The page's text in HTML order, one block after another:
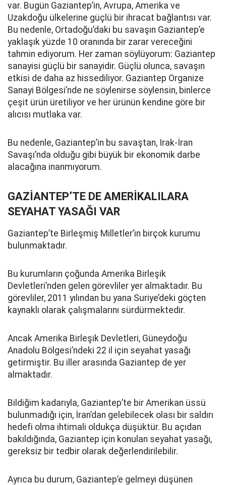
var. Bugün Gaziantep’in, Avrupa, Amerika ve
Uzakdoğu ülkelerine güçlü bir ihracat bağlantısı var.
Bu nedenle, Ortadoğu’daki bu savaşın Gaziantep’e
yaklaşık yüzde 10 oranında bir zarar vereceğini
tahmin ediyorum. Her zaman söylüyorum: Gaziantep
sanayisi güçlü bir sanayidir. Güçlü olunca, savaşın
etkisi de daha az hissediliyor. Gaziantep Organize
Sanayi Bölgesi’nde ne söylenirse söylensin, binlerce
çeşit ürün üretiliyor ve her ürünün kendine göre bir
alıcısı mutlaka var.
Bu nedenle, Gaziantep’in bu savaştan, Irak-İran
Savaşı’nda olduğu gibi büyük bir ekonomik darbe
alacağına inanmıyorum.
GAZİANTEP’TE DE AMERİKALILARA
SEYAHAT YASAĞI VAR
Gaziantep’te Birleşmiş Milletler’in birçok kurumu
bulunmaktadır.
Bu kurumların çoğunda Amerika Birleşik
Devletleri’nden gelen görevliler yer almaktadır. Bu
görevliler, 2011 yılından bu yana Suriye’deki göçten
kaynaklı olarak çalışmalarını sürdürmektedir.
Ancak Amerika Birleşik Devletleri, Güneydoğu
Anadolu Bölgesi’ndeki 22 il için seyahat yasağı
getirmiştir. Bu iller arasında Gaziantep de yer
almaktadır.
Bildiğim kadarıyla, Gaziantep’te bir Amerikan üssü
bulunmadığı için, İran’dan gelebilecek olası bir saldırı
hedefi olma ihtimali oldukça düşüktür. Bu açıdan
bakıldığında, Gaziantep için konulan seyahat yasağı,
gereksiz bir tedbir olarak değerlendirilebilir.
Ayrıca bu durum, Gaziantep’e gelmeyi düşünen